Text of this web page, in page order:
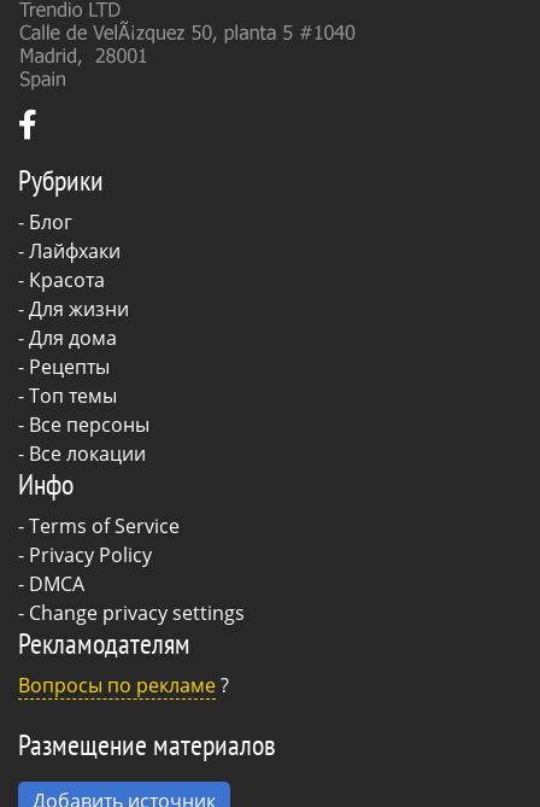
Рубрики
- Блог
-Лайфхаки
- Красота
-Для жизни
-Для дома
- Рецепты
- Топ темы
- Все персоны
- Все локации
Инфо
-Terms of Service
- Privacy Policy
- DMCA
- Change privacy settings
Рекламодателям
Вопросы по рекламе?
Размещение материалов
Добавить источник